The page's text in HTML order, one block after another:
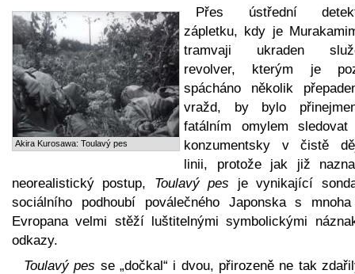
Akira Kurosawa: Toulavý pes
Přes ústřední
zápletku, kdy je
tramvaji ukraden
revolver, kterým je
spácháno několik
vražd, by bylo
fatálním omylem
konzumentsky v čistě
linii, protože jak již
neorealistický postup, Toulavý pes je vynikající
sociálního podhoubí poválečného Japonska s
Evropana velmi stěží luštitelnými symbolickými
odkazy.
Toulavý pes se „dočkal“ i dvou, přirozeně ne tak